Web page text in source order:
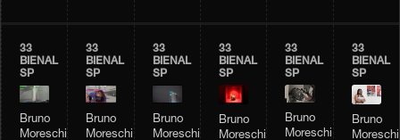
33
BIENAL
SP
Bruno
Moreschi,
33
BIENAL
SP
Bruno
Moreschi,
33
BIENAL
SP
Bruno
Moreschi,
33
BIENAL
SP
Bruno
Moreschi,
33
BIENAL
SP
Bruno
Moreschi,
33
BIENAL
SP
Bruno